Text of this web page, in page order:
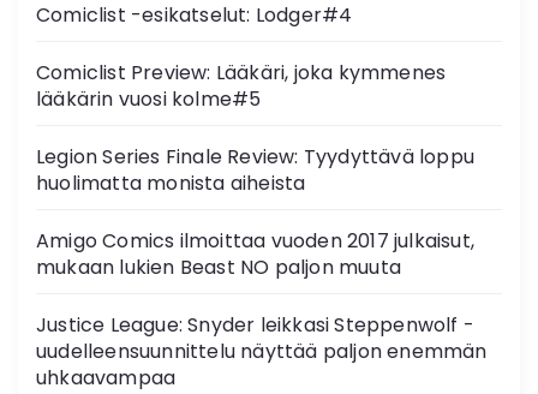
Comiclist -esikatselut: Lodger#4
Comiclist Preview: Lääkäri, joka kymmenes
lääkärin vuosi kolme#5
Legion Series Finale Review: Tyydyttävä loppu
huolimatta monista aiheista
Amigo Comics ilmoittaa vuoden 2017 julkaisut,
mukaan lukien Beast NO paljon muuta
Justice League: Snyder leikkasi Steppenwolf -
uudelleensuunnittelu näyttää paljon enemmän
uhkaavampaa